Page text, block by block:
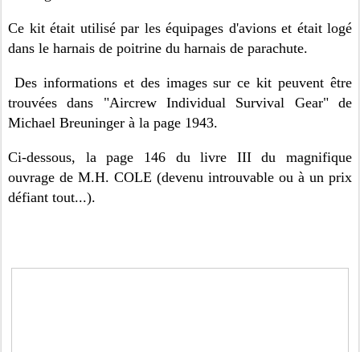
Ce kit était utilisé par les équipages d'avions et était logé
dans le harnais de poitrine du harnais de parachute.
Des informations et des images sur ce kit peuvent être
trouvées dans "Aircrew Individual Survival Gear" de
Michael Breuninger à la page 1943.
Ci-dessous, la page 146 du livre III du magnifique
ouvrage de M.H. COLE (devenu introuvable ou à un prix
défiant tout...).